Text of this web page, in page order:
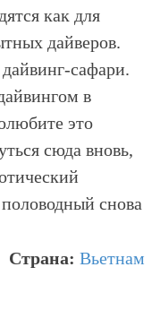
как для
дайверов.
сафари.
в
это
сюда вновь,
снова
Страна: Вьетнам